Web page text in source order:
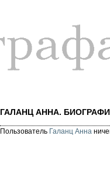
ГАЛАНЦ АННА.
Пользователь Галанц Анна